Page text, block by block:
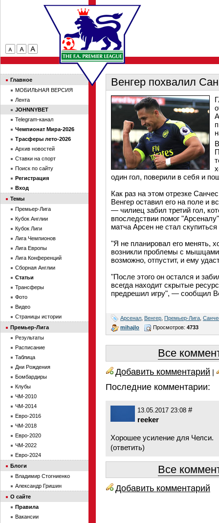
Венгер похвалил
один гол, поверили в себя и
Как раз на этом отрезке
Венгер оставил его на поле и
— чилиец забил третий гол,
впоследствии помог
матча Арсен не стал
"Я не планировал его менять,
возникли проблемы с
возможно, отпустит, и ему
"После этого он остался и
всегда находит скрытые
предрешил игру", — сообщил
Арсенал Венгер Премьер-Лига
mihajlo
Просмотров: 4733
Все
Добавить комментарий |
Последние комментарии:
13.05.2017 23:08 #
reeker
Хорошее усиление для Челси.
(ответить)
Все
Добавить комментарий
Главное
МОБИЛЬНАЯ ВЕРСИЯ
Лента
JOHNNYBET
Telegram-канал
Чемпионат Мира-2026
Трасферы лето-2026
Архив новостей
Ставки на спорт
Поиск по сайту
Регистрация
Вход
Темы
Премьер-Лига
Кубок Англии
Кубок Лиги
Лига Чемпионов
Лига Европы
Лига Конференций
Сборная Англии
Статьи
Трансферы
Фото
Видео
Страницы истории
Премьер-Лига
Результаты
Расписание
Таблица
Дни Рождения
Бомбардиры
Клубы
ЧМ-2010
ЧМ-2014
Евро-2016
ЧМ-2018
Евро-2020
ЧМ-2022
Евро-2024
Блоги
Владимир Стогниенко
Александр Гришин
О сайте
Правила
Вакансии